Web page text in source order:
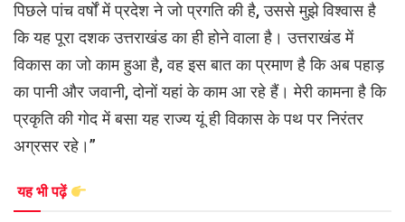
पिछले पांच वर्षों में प्रदेश ने जो प्रगति की है, उससे मुझे विश्वास है
कि यह पूरा दशक उत्तराखंड का ही होने वाला है। उत्तराखंड में
विकास का जो काम हुआ है, वह इस बात का प्रमाण है कि अब पहाड़
का पानी और जवानी, दोनों यहां के काम आ रहे हैं। मेरी कामना है कि
प्रकृति की गोद में बसा यह राज्य यूं ही विकास के पथ पर निरंतर
अग्रसर रहे।”
यह भी पढ़ें